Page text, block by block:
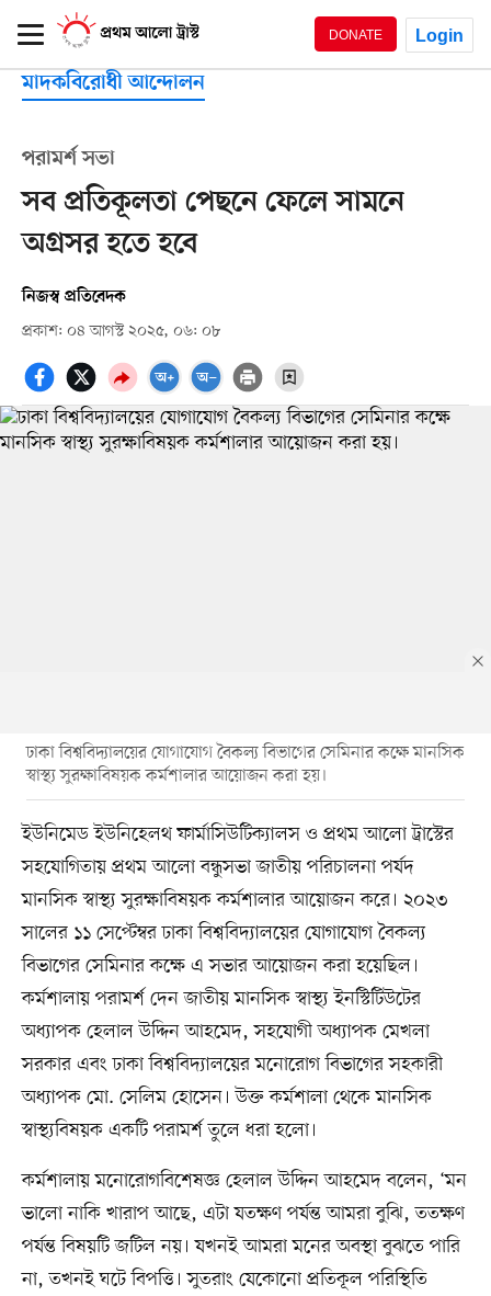
DONATE Login
মাদকবিরোধী আন্দোলন
পরামর্শ সভা
সব প্রতিকূলতা পেছনে ফেলে সামনে
অগ্রসর হতে হবে
নিজস্ব প্রতিবেদক
প্রকাশ: ০৪ আগস্ট ২০২৫, ০৬: ০৮
ঢাকা বিশ্ববিদ্যালয়ের যোগাযোগ বৈকল্য বিভাগের সেমিনার কক্ষে মানসিক
স্বাস্থ্য সুরক্ষাবিষয়ক কর্মশালার আয়োজন করা হয়।
ইউনিমেড ইউনিহেলথ ফার্মাসিউটিক্যালস ও প্রথম আলো ট্রাস্টের
সহযোগিতায় প্রথম আলো বন্ধুসভা জাতীয় পরিচালনা পর্যদ
মানসিক স্বাস্থ্য সুরক্ষাবিষয়ক কর্মশালার আয়োজন করে। ২০২৩
সালের ১১ সেপ্টেম্বর ঢাকা বিশ্ববিদ্যালয়ের যোগাযোগ বৈকল্য
বিভাগের সেমিনার কক্ষে এ সভার আয়োজন করা হয়েছিল।
কর্মশালায় পরামর্শ দেন জাতীয় মানসিক স্বাস্থ্য ইনস্টিটিউটের
অধ্যাপক হেলাল উদ্দিন আহমেদ, সহযোগী অধ্যাপক মেখলা
সরকার এবং ঢাকা বিশ্ববিদ্যালয়ের মনোরোগ বিভাগের সহকারী
অধ্যাপক মো. সেলিম হোসেন। উক্ত কর্মশালা থেকে মানসিক
স্বাস্থ্যবিষয়ক একটি পরামর্শ তুলে ধরা হলো।
কর্মশালায় মনোরোগবিশেষজ্ঞ হেলাল উদ্দিন আহমেদ বলেন, ‘মন
ভালো নাকি খারাপ আছে, এটা যতক্ষণ পর্যন্ত আমরা বুঝি, ততক্ষণ
পর্যন্ত বিষয়টি জটিল নয়। যখনই আমরা মনের অবস্থা বুঝতে পারি
না, তখনই ঘটে বিপত্তি। সুতরাং যেকোনো প্রতিকূল পরিস্থিতি